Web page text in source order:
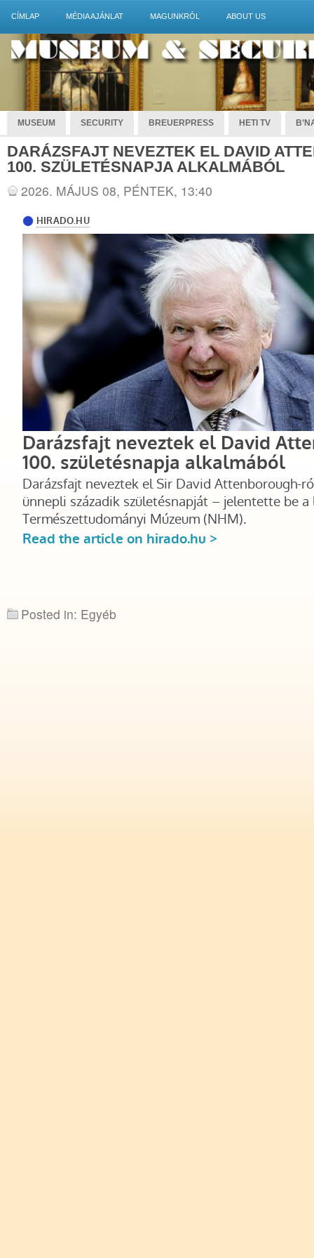
CÍMLAP MÉDIA AJÁNLAT MAGUNKRÓL ABOUT US
MUSEUM SECURITY BREUERPRESS HETI TV
DARÁZSFAJT NEVEZTEK EL DAVID
100. SZÜLETÉSNAPJA ALKALMÁBÓL
2026. MÁJUS 08, PÉNTEK, 13:40
Posted in: Egyéb